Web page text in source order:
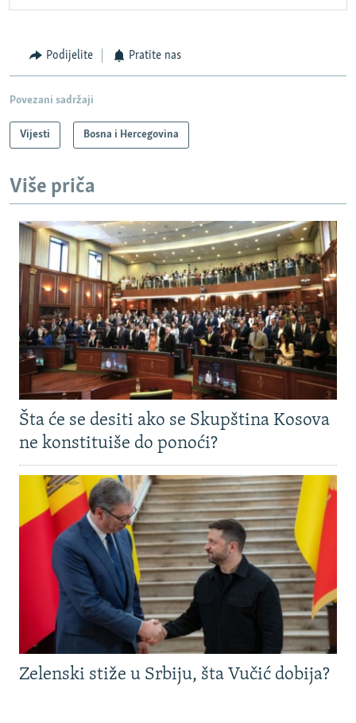
Podijelite Pratite nas
Povezani sadržaji
Vijesti Bosna i Hercegovina
Više priča
Šta će se desiti ako se Skupština Kosova
ne konstituiše do ponoći?
Zelenski stiže u Srbiju, šta Vučić dobija?